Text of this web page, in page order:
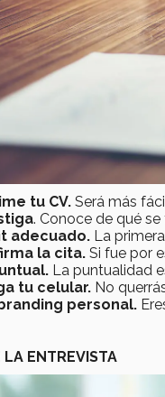
tu CV. Será más
. Conoce de qué
adecuado. La
la cita. Si fue por
La puntualidad
tu celular. No
personal.
LA ENTREVISTA